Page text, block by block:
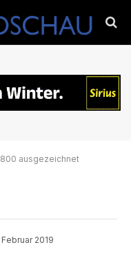
ausgezeichnet
Februar 2019